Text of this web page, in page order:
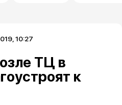
10:27
ТЦ в
к